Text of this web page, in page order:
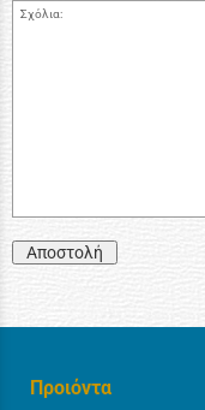
Σχόλια:
Αποστολή
Προιόντα